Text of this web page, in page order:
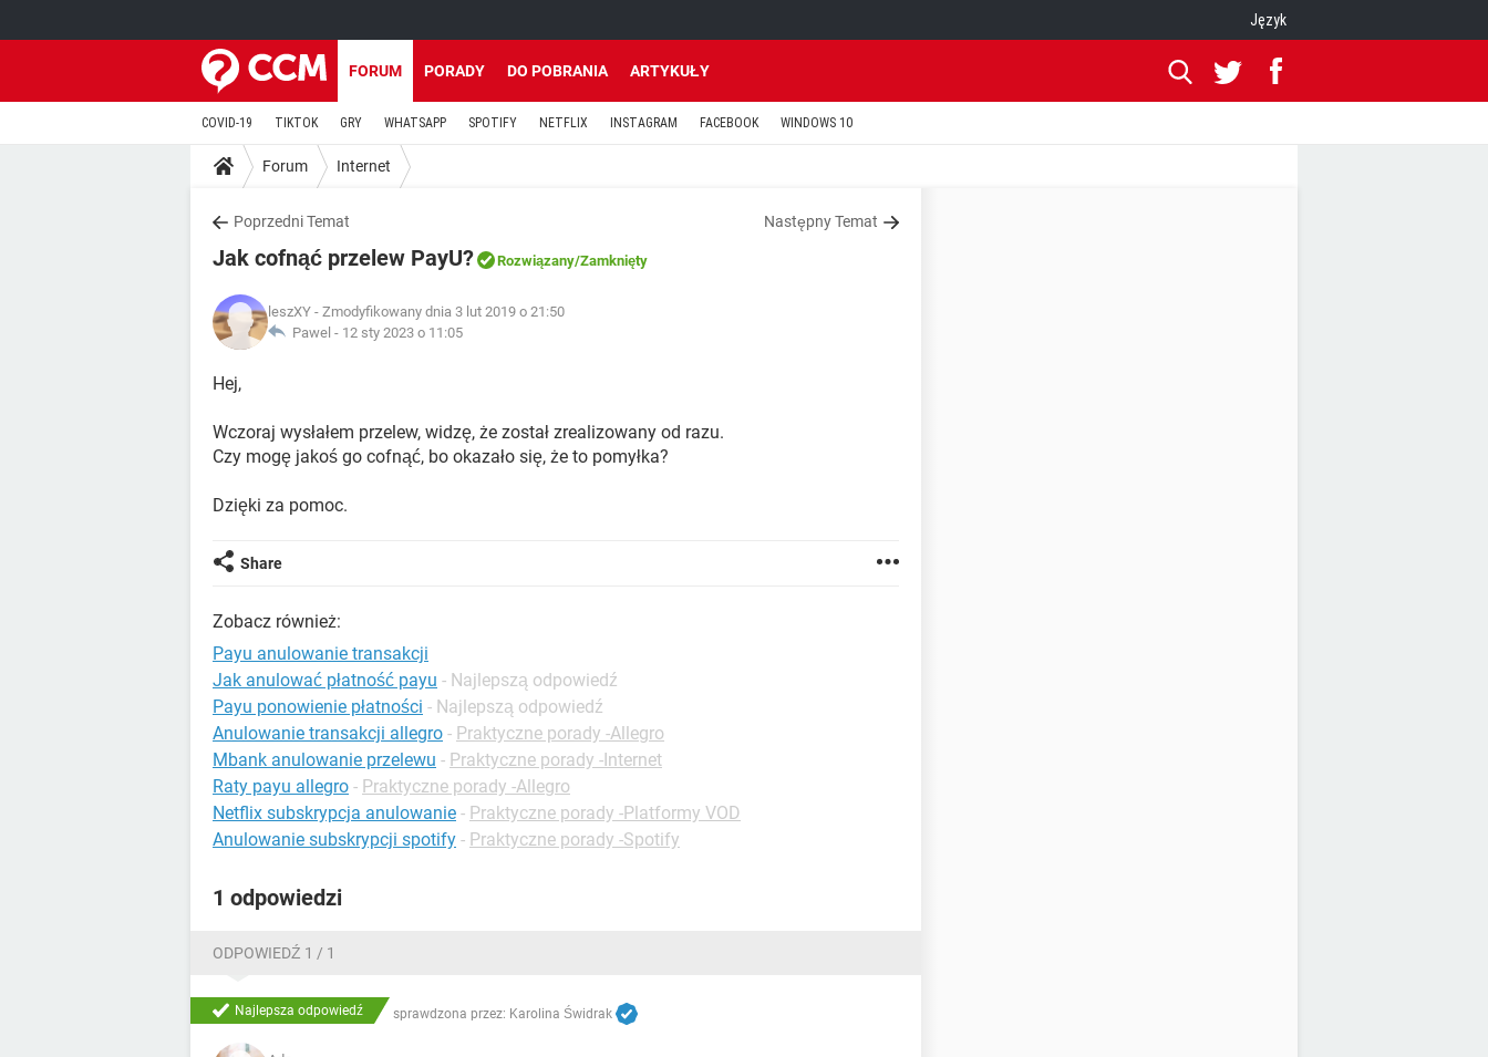
Język
FORUM PORADY DO POBRANIA ARTYKUŁY
COVID-19 TIKTOK GRY WHATSAPP SPOTIFY NETFLIX INSTAGRAM FACEBOOK WINDOWS 10
Forum Internet
Poprzedni Temat Następny Temat
Jak cofnąć przelew PayU? Rozwiązany/Zamknięty
leszXY - Zmodyfikowany dnia 3 lut 2019 o 21:50
Pawel - 12 sty 2023 o 11:05
Hej,
Wczoraj wysłałem przelew, widzę, że został zrealizowany od razu.
Czy mogę jakoś go cofnąć, bo okazało się, że to pomyłka?
Dzięki za pomoc.
Share
Zobacz również:
Payu anulowanie transakcji
Jak anulować płatność payu - Najlepszą odpowiedź
Payu ponowienie płatności - Najlepszą odpowiedź
Anulowanie transakcji allegro - Praktyczne porady -Allegro
Mbank anulowanie przelewu - Praktyczne porady -Internet
Raty payu allegro - Praktyczne porady -Allegro
Netflix subskrypcja anulowanie - Praktyczne porady -Platformy VOD
Anulowanie subskrypcji spotify - Praktyczne porady -Spotify
1 odpowiedzi
ODPOWIEDŹ 1 / 1
Najlepsza odpowiedź sprawdzona przez: Karolina Świdrak